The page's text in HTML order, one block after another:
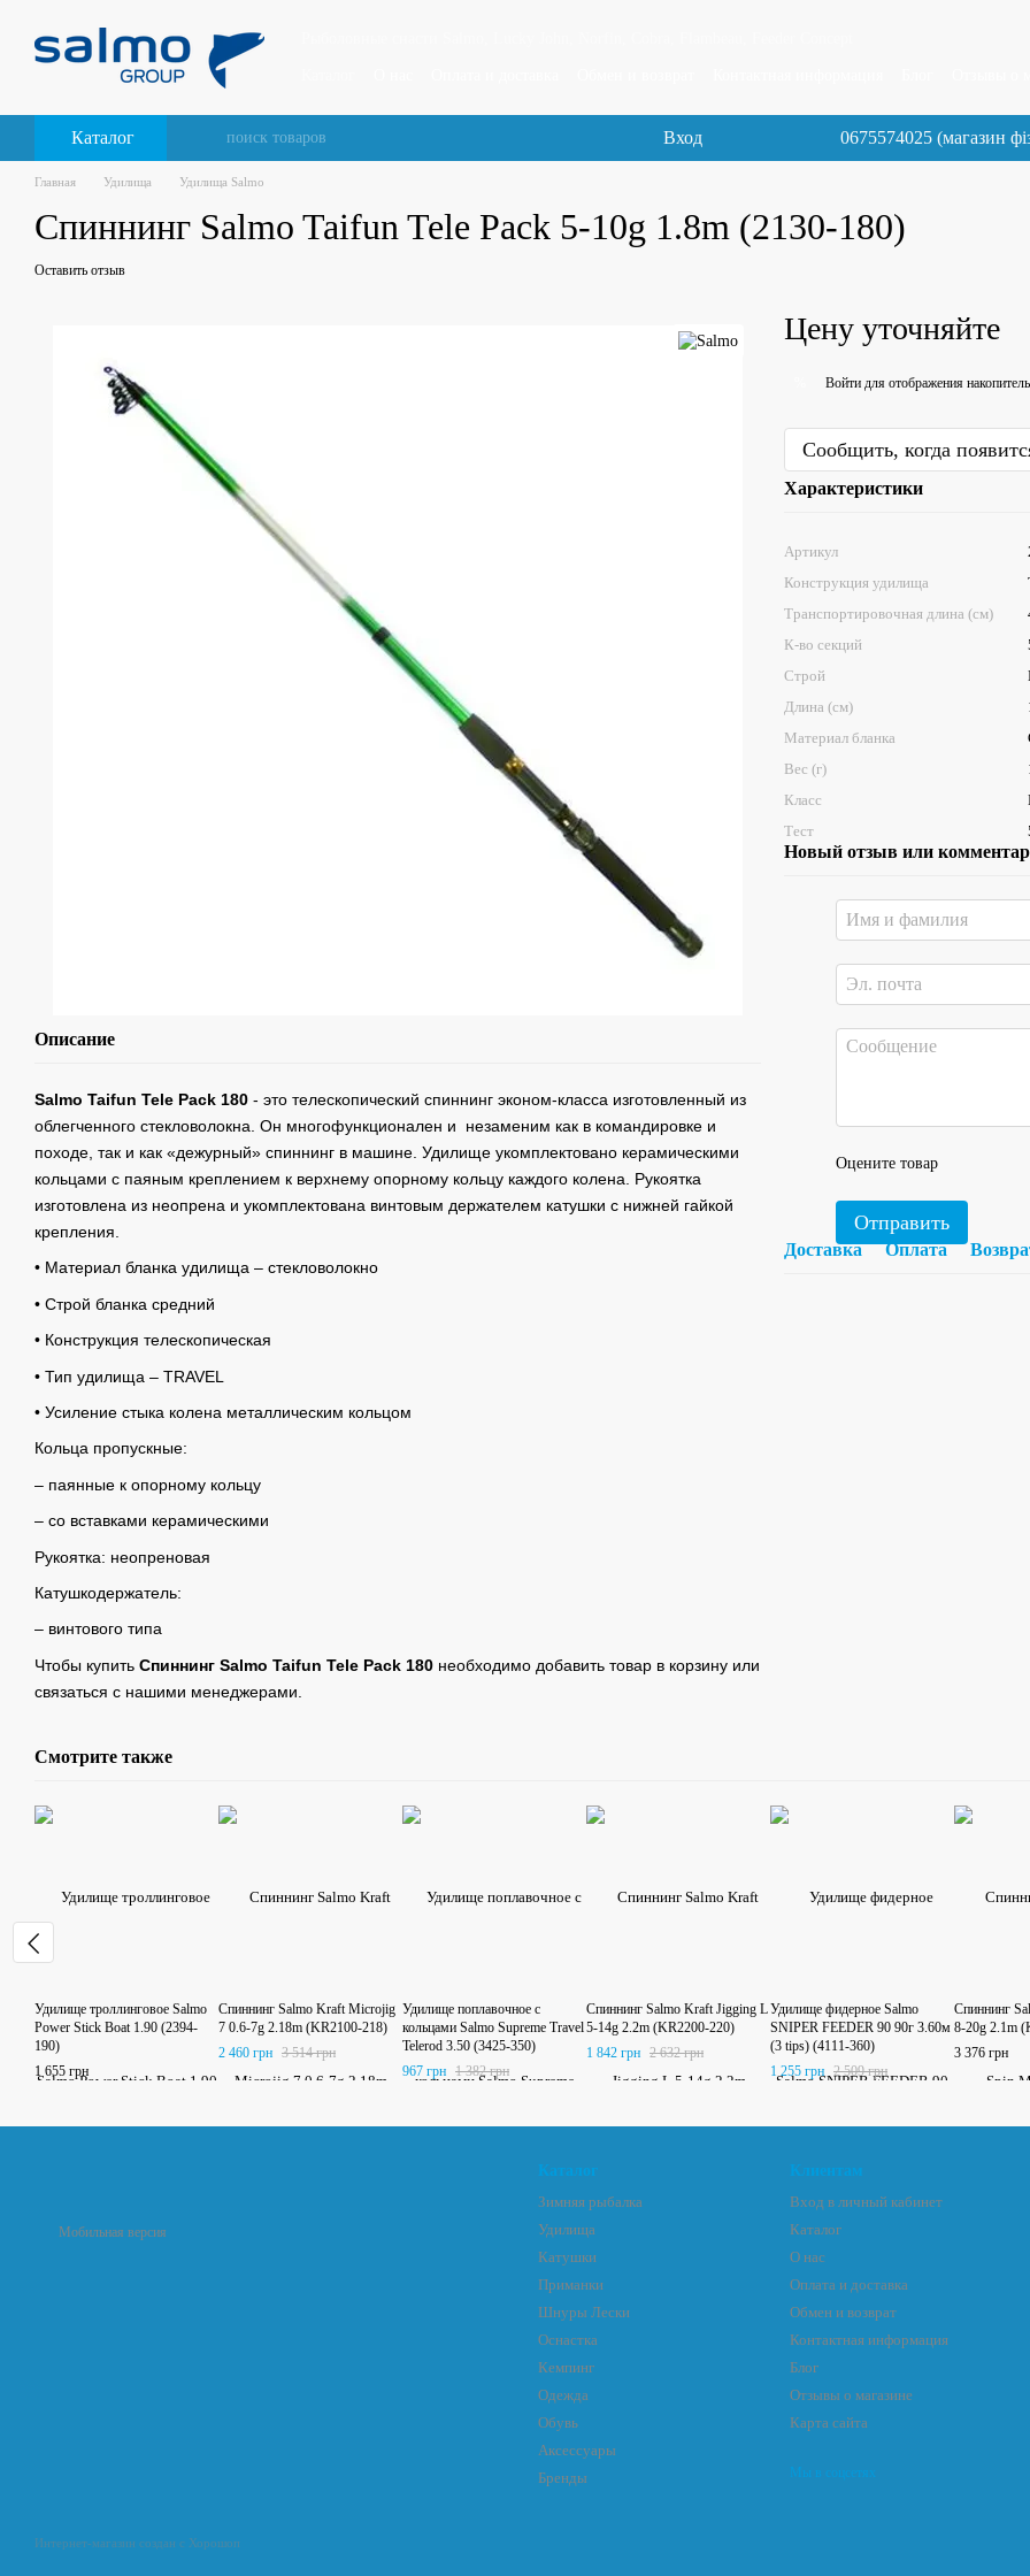
Каталог Вход 0675574025 (магазин
Главная Удилища Удилища Salmo
Спиннинг Salmo Taifun Tele Pack 5-10g 1.8m (2130-180)
Оставить отзыв
Описание
Salmo Taifun Tele Pack 180 - это телескопический спиннинг эконом-класса изготовленный из
облегченного стекловолокна. Он многофункционален и незаменим как в командировке и
походе, так и как «дежурный» спиннинг в машине. Удилище укомплектовано керамическими
кольцами с паяным креплением к верхнему опорному кольцу каждого колена. Рукоятка
изготовлена из неопрена и укомплектована винтовым держателем катушки с нижней гайкой
крепления.
• Материал бланка удилища – стекловолокно
• Строй бланка средний
• Конструкция телескопическая
• Тип удилища – TRAVEL
• Усиление стыка колена металлическим кольцом
Кольца пропускные:
– паянные к опорному кольцу
– со вставками керамическими
Рукоятка: неопреновая
Катушкодержатель:
– винтового типа
Чтобы купить Спиннинг Salmo Taifun Tele Pack 180 необходимо добавить товар в корзину или
связаться с нашими менеджерами.
Цену уточняйте
Войти для отображения
Сообщить, когда
Характеристики
Артикул
Конструкция удилища
Транспортировочная длина (см)
К-во секций
Строй
Длина (см)
Материал бланка
Вес (г)
Класс
Тест
Новый отзыв или
Оцените товар
Отправить
Доставка Оплата
Смотрите также
Удилище троллинговое Salmo
Power Stick Boat 1.90 (2394-
190)
1 655 грн
Спиннинг Salmo Kraft Microjig
7 0.6-7g 2.18m (KR2100-218)
2 460 грн 3 514 грн
Удилище поплавочное с
кольцами Salmo Supreme Travel
Telerod 3.50 (3425-350)
967 грн 1 382 грн
Спиннинг Salmo Kraft Jigging L
5-14g 2.2m (KR2200-220)
1 842 грн 2 632 грн
Удилище фидерное Salmo
SNIPER FEEDER 90 90г 3.60м
(3 tips) (4111-360)
1 255 грн 2 509 грн
Спиннинг
8-20g 2.1m
3 376 грн
Мобильная версия
Интернет-магазин создан с Хорошоп
Каталог
Зимняя рыбалка
Удилища
Катушки
Приманки
Шнуры Лески
Оснастка
Кемпинг
Одежда
Обувь
Аксессуары
Бренды
Клиентам
Вход в личный кабинет
Каталог
О нас
Оплата и доставка
Обмен и возврат
Контактная информация
Блог
Отзывы о магазине
Карта сайта
Мы в соцсетях